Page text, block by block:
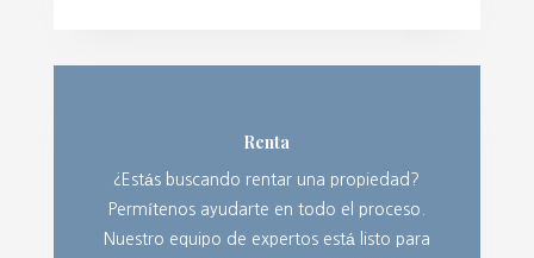
Renta
¿Estás buscando rentar una propiedad?
Permítenos ayudarte en todo el proceso.
Nuestro equipo de expertos está listo para